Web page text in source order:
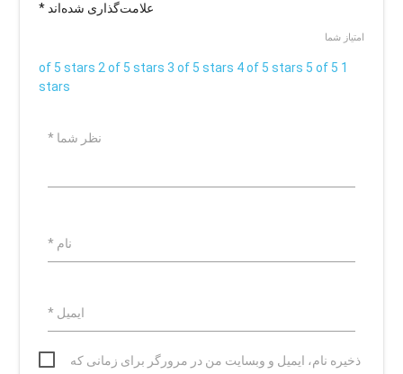
علامت‌گذاری شده‌اند*
امتیاز شما
1 of 5 stars
2 of 5 stars 3 of 5 stars 4 of 5 stars 5 of 5
stars
نظر شما *
نام *
ایمیل *
ذخیره نام، ایمیل و وبسایت من در مرورگر برای زمانی که